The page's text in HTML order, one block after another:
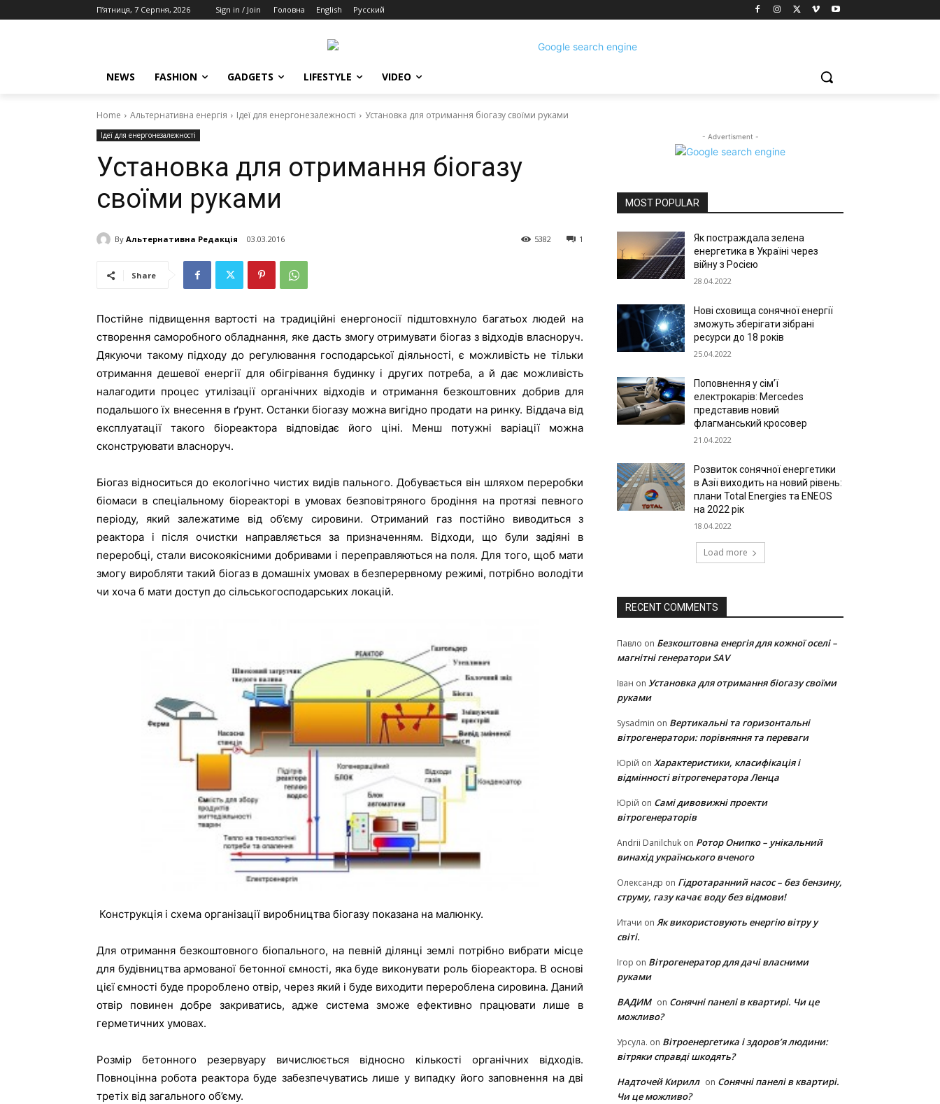
П’ятниця, 7 Серпня, 2026 Sign in / Join Головна English Русский
NEWS FASHION GADGETS LIFESTYLE VIDEO
Home Альтернативна енергія Ідеї для енергонезалежності Установка для отримання біогазу своїми руками
Ідеї для енергонезалежності
Установка для отримання біогазу
своїми руками
By Альтернативна Редакція 03.03.2016 1
5382
Share
Постійне підвищення вартості на традиційні енергоносії підштовхнуло багатьох людей на
створення саморобного обладнання, яке дасть змогу отримувати біогаз з відходів власноруч.
Дякуючи такому підходу до регулювання господарської діяльності, є можливість не тільки
отримання дешевої енергії для обігрівання будинку і других потреба, а й дає можливість
налагодити процес утилізації органічних відходів и отримання безкоштовних добрив для
подальшого їх внесення в ґрунт. Останки біогазу можна вигідно продати на ринку. Віддача від
експлуатації такого біореактора відповідає його ціні. Менш потужні варіації можна
сконструювати власноруч.
Біогаз відноситься до екологічно чистих видів пального. Добувається він шляхом переробки
біомаси в спеціальному біореакторі в умовах безповітряного бродіння на протязі певного
періоду, який залежатиме від об’єму сировини. Отриманий газ постійно виводиться з
реактора і після очистки направляється за призначенням. Відходи, що були задіяні в
переробці, стали високоякісними добривами і переправляються на поля. Для того, щоб мати
змогу виробляти такий біогаз в домашніх умовах в безперервному режимі, потрібно володіти
чи хоча б мати доступ до сільськогосподарських локацій.
Конструкція і схема організації виробництва біогазу показана на малюнку.
Для отримання безкоштовного біопального, на певній ділянці землі потрібно вибрати місце
для будівництва армованої бетонної ємності, яка буде виконувати роль біореактора. В основі
цієї ємності буде пророблено отвір, через який і буде виходити перероблена сировина. Даний
отвір повинен добре закриватись, адже система зможе ефективно працювати лише в
герметичних умовах.
Розмір бетонного резервуару вичислюється відносно кількості органічних відходів.
Повноцінна робота реактора буде забезпечуватись лише у випадку його заповнення на дві
третіх від загального об’єму.
- Advertisment -
MOST POPULAR
Як постраждала зелена
енергетика в Україні через
війну з Росією
28.04.2022
Нові сховища сонячної енергії
зможуть зберігати зібрані
ресурси до 18 років
25.04.2022
Поповнення у сім’ї
електрокарів: Mercedes
представив новий
флагманський кросовер
21.04.2022
Розвиток сонячної енергетики
в Азії виходить на новий рівень:
плани Total Energies та ENEOS
на 2022 рік
18.04.2022
Load more
RECENT COMMENTS
Павло on Безкоштовна енергія для кожної оселі –
магнітні генератори SAV
Іван on Установка для отримання біогазу своїми
руками
Sysadmin on Вертикальні та горизонтальні
вітрогенератори: порівняння та переваги
Юрій on Характеристики, класифікація і
відмінності вітрогенератора Ленца
Юрій on Самі дивовижні проекти
вітрогенераторів
Andrii Danilchuk on Ротор Онипко – унікальний
винахід українського вченого
Олександр on Гідротаранний насос – без бензину,
струму, газу качає воду без відмови!
Итачи on Як використовують енергію вітру у
світі.
Ігор on Вітрогенератор для дачі власними
руками
ВАДИМ on Сонячні панелі в квартирі. Чи це
можливо?
Урсула. on Вітроенергетика і здоров’я людини:
вітряки cправді шкодять?
Надточей Кирилл on Сонячні панелі в квартирі.
Чи це можливо?